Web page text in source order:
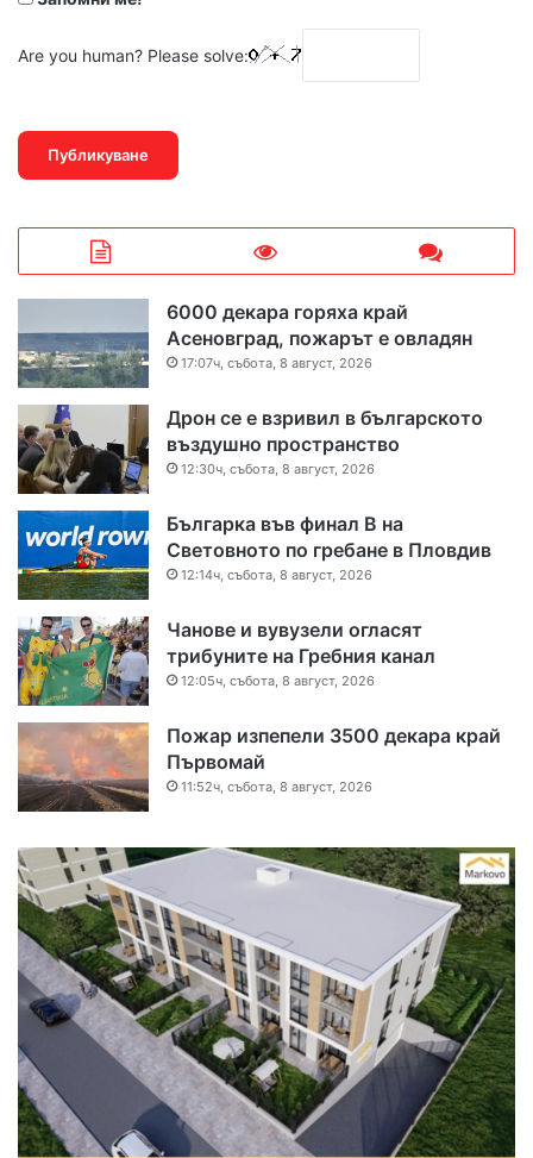
Are you human? Please solve:
6000 декара горяха край
Асеновград, пожарът е овладян
17:07ч, събота, 8 август, 2026
Дрон се е взривил в българското
въздушно пространство
12:30ч, събота, 8 август, 2026
Българка във финал B на
Световното по гребане в Пловдив
12:14ч, събота, 8 август, 2026
Чанове и вувузели огласят
трибуните на Гребния канал
12:05ч, събота, 8 август, 2026
Пожар изпепели 3500 декара край
Първомай
11:52ч, събота, 8 август, 2026